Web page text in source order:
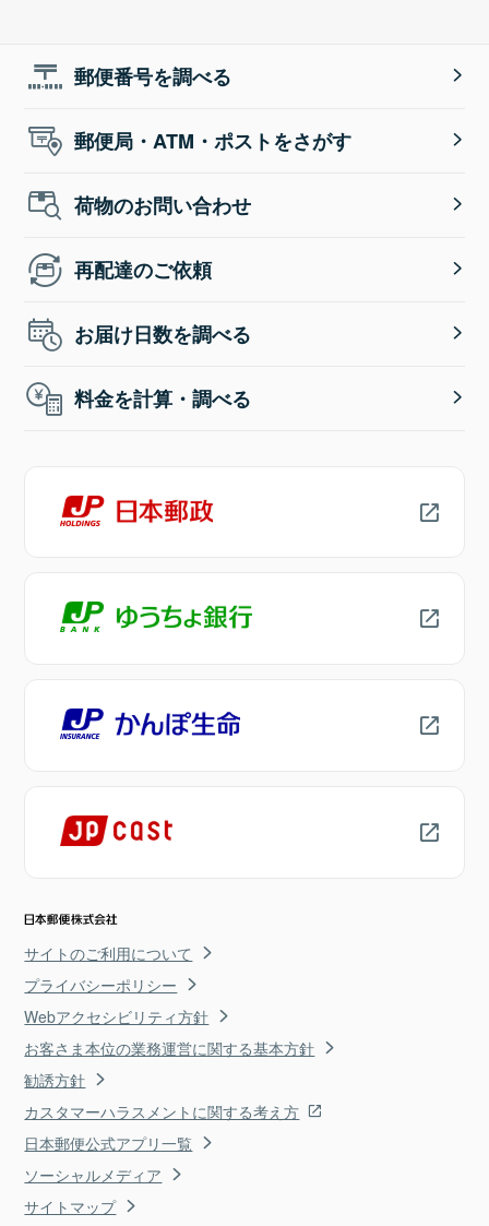
郵便番号を調べる
郵便局・ATM・ポストをさがす
荷物のお問い合わせ
再配達のご依頼
お届け日数を調べる
料金を計算・調べる
サイトのご利用について
プライバシーポリシー
Webアクセシビリティ方針
お客さま本位の業務運営に関する基本方針
勧誘方針
カスタマーハラスメントに関する考え方
日本郵便公式アプリ一覧
ソーシャルメディア
サイトマップ